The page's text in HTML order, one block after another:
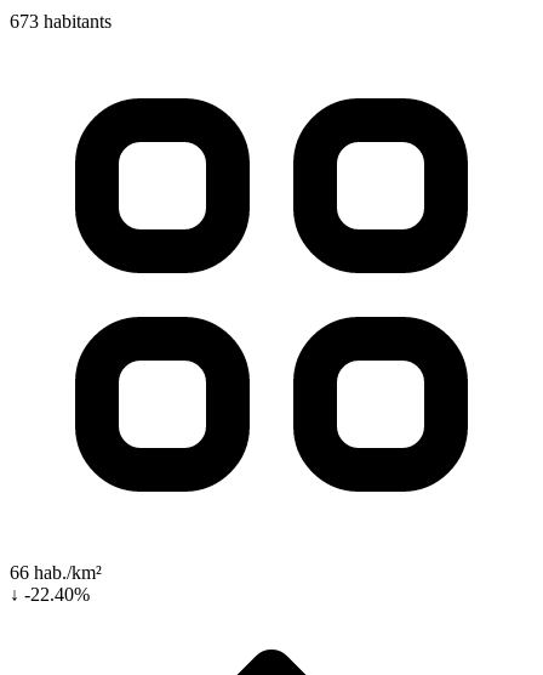
673 habitants
66 hab./km²
↓ -22.40%